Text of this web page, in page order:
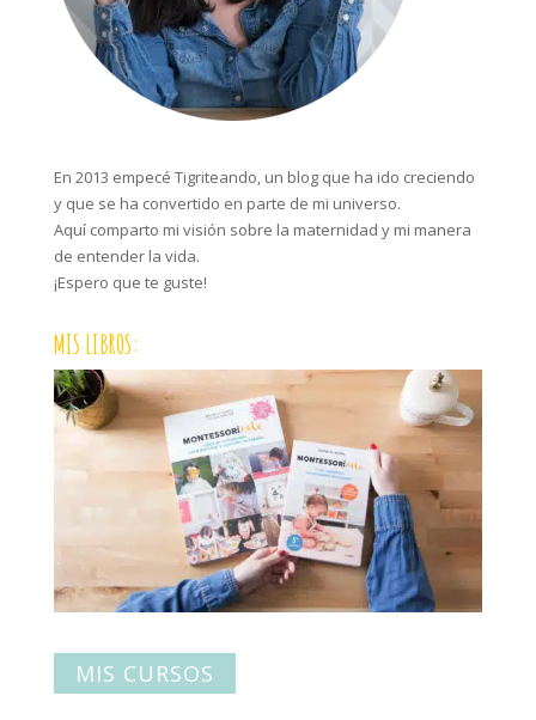
En 2013 empecé Tigriteando, un blog que ha ido creciendo
y que se ha convertido en parte de mi universo.
Aquí comparto mi visión sobre la maternidad y mi manera
de entender la vida.
¡Espero que te guste!
MIS LIBROS:
MIS CURSOS